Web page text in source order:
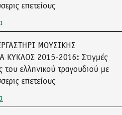
επετείους
ΜΟΥΣΙΚΗΣ
ΚΥΚΛΟΣ 2015-2016: Στιγμές
του ελληνικού τραγουδιού με
επετείους